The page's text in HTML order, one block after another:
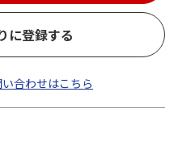
に登録する
合わせはこちら